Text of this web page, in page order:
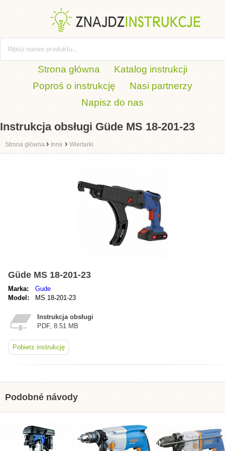
Strona główna
Katalog instrukcji
Poproś o instrukcję
Nasi partnerzy
Napisz do nas
Instrukcja obsługi Güde MS 18-201-23
Strona główna › Inne › Wiertarki
Güde MS 18-201-23
Marka:
Gude
Model:
MS 18-201-23
Instrukcja obsługi
PDF, 8.51 MB
Pobierz instrukcję
Podobné návody